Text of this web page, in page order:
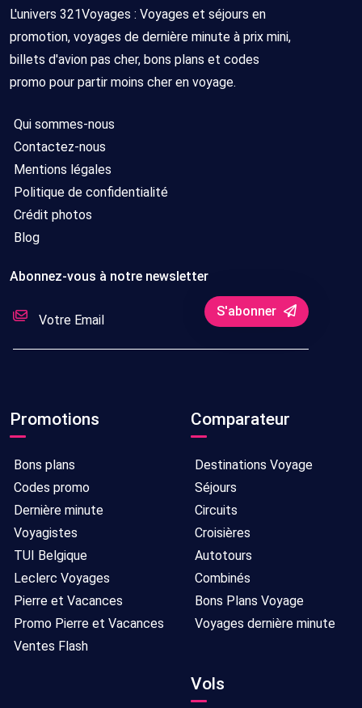
L'univers 321Voyages : Voyages et séjours en
promotion, voyages de dernière minute à prix mini,
billets d'avion pas cher, bons plans et codes
promo pour partir moins cher en voyage.
Qui sommes-nous
Contactez-nous
Mentions légales
Politique de confidentialité
Crédit photos
Blog
Abonnez-vous à notre newsletter
S'abonner
Promotions
Bons plans
Codes promo
Dernière minute
Voyagistes
TUI Belgique
Leclerc Voyages
Pierre et Vacances
Promo Pierre et Vacances
Ventes Flash
Comparateur
Destinations Voyage
Séjours
Circuits
Croisières
Autotours
Combinés
Bons Plans Voyage
Voyages dernière minute
Vols